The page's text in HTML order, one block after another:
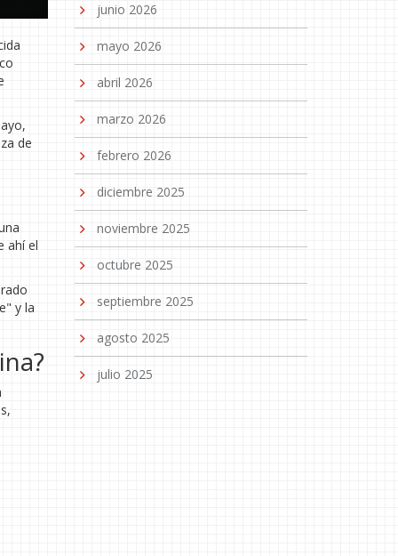
de
ahí el
y la
junio 2026
mayo 2026
abril 2026
marzo 2026
febrero 2026
diciembre 2025
noviembre 2025
octubre 2025
septiembre 2025
agosto 2025
julio 2025